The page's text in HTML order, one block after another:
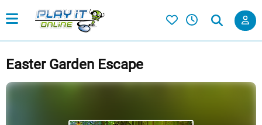
Easter Garden Escape